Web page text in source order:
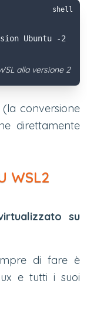
shell
Ubuntu -2
alla versione 2
conversione
direttamente
WSL2
su
di fare è
e tutti i suoi